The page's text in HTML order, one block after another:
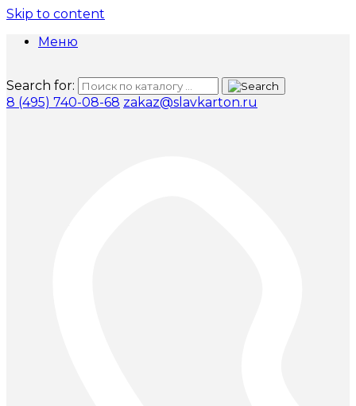
Skip to content
Меню
Search for:
8 (495) 740-08-68 zakaz@slavkarton.ru